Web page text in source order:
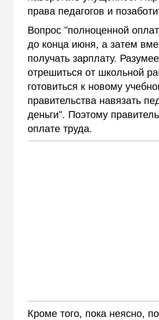
права педагогов и
Вопрос "полноценной
до конца июня, а затем
получать зарплату.
отрешиться от школьной
готовиться к новому
правительства навязать
деньги". Поэтому
оплате труда.
Кроме того, пока неясно,